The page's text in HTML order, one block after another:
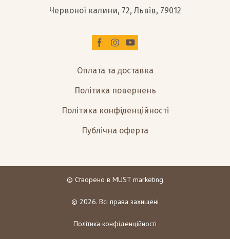
Червоної калини, 72, Львів, 79012
Оплата та доставка
Політика повернень
Політика конфіденційності
Публічна оферта
© Створено в MUST marketing
© 2026. Всі права захищені
Політика конфіденційності